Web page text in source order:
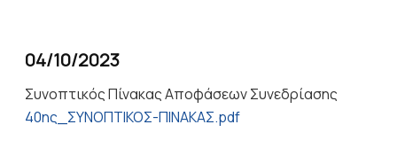
04/10/2023
Συνοπτικός Πίνακας Αποφάσεων Συνεδρίασης
40ης_ΣΥΝΟΠΤΙΚΟΣ-ΠΙΝΑΚΑΣ.pdf